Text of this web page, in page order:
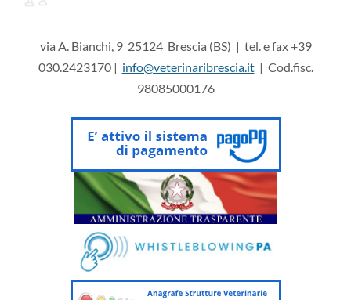
via A. Bianchi, 9 25124 Brescia (BS) | tel. e fax +39
030.2423170 | info@veterinaribrescia.it| Cod.fisc.
98085000176